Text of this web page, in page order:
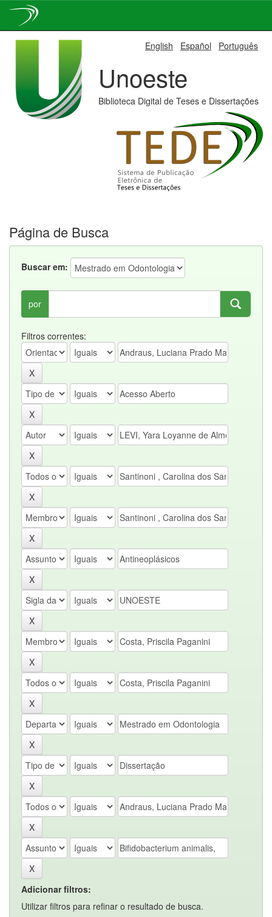
English Español Português
Unoeste
Biblioteca Digital de Teses e Dissertações
Página de Busca
Buscar em:
por
Filtros correntes:
Adicionar filtros:
Utilizar filtros para refinar o resultado de busca.